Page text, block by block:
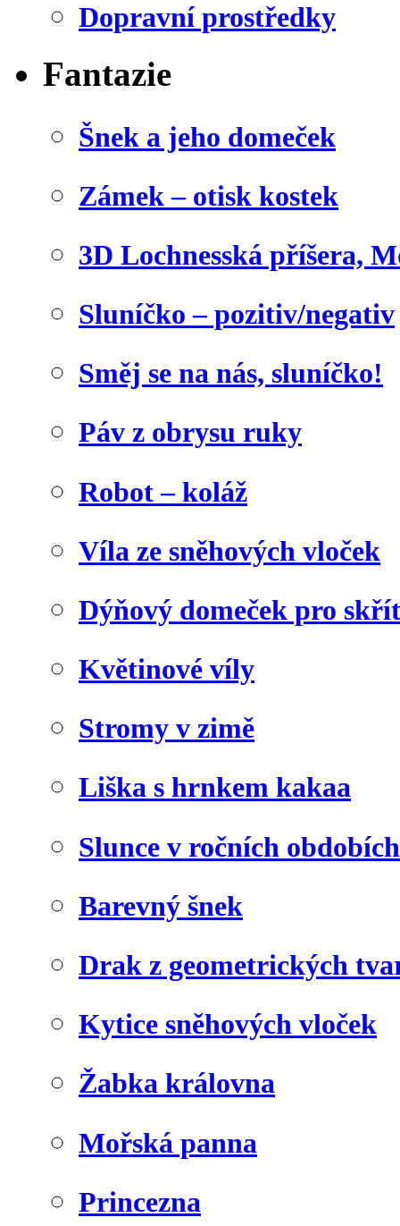
Dopravní prostředky
Fantazie
Šnek a jeho domeček
Zámek – otisk kostek
3D Lochnesská příšera,
Sluníčko – pozitiv/negativ
Směj se na nás, sluníčko!
Páv z obrysu ruky
Robot – koláž
Víla ze sněhových vloček
Dýňový domeček pro
Květinové víly
Stromy v zimě
Liška s hrnkem kakaa
Slunce v ročních obdobích
Barevný šnek
Drak z geometrických
Kytice sněhových vloček
Žabka královna
Mořská panna
Princezna